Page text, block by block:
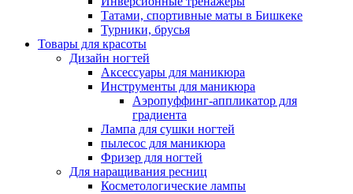
Татами, спортивные маты в Бишкеке
Турники, брусья
Товары для красоты
Дизайн ногтей
Аксессуары для маникюра
Инструменты для маникюра
Аэропуффинг-аппликатор для
градиента
Лампа для сушки ногтей
пылесос для маникюра
Фризер для ногтей
Для наращивания ресниц
Косметологические лампы